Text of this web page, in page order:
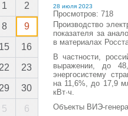
28 июля 2023
Просмотров: 718
Производство
показателя за
в материалах
В частности,
выражении, до
энергосистему
на 11,6%, до 17,9
кВт·ч.
Объекты ВИЭ-
1 2
8 9
16
23
30
5 6